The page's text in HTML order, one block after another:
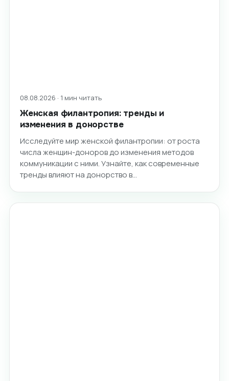
08.08.2026 · 1 мин читать
Женская филантропия: тренды и
изменения в донорстве
Исследуйте мир женской филантропии: от роста
числа женщин-доноров до изменения методов
коммуникации с ними. Узнайте, как современные
тренды влияют на донорство в…